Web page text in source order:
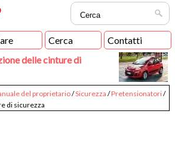
Cerca
Contatti
delle cinture di
del proprietario/Sicurezza /Pretensionatori/
di sicurezza